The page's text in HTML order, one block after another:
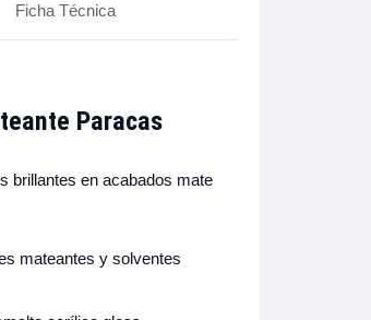
Ficha Técnica
Paracas
brillantes en acabados mate
mateantes y solventes